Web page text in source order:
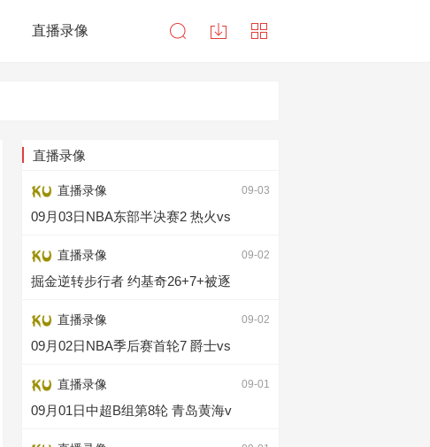
直播录像
直播录像
直播录像 09-03
09月03日NBA东部半决赛2 热火vs
直播录像 09-02
掘金逆转步行者 约基奇26+7+被逐
直播录像 09-02
09月02日NBA季后赛首轮7 爵士vs
直播录像 09-01
09月01日中超B组第8轮 青岛黄海v